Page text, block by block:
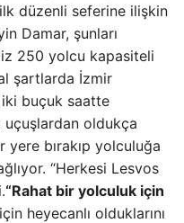
düzenli seferine ilişkin
Damar, şunları
250 yolcu kapasiteli
şartlarda İzmir
buçuk saatte
uçuşlardan oldukça
yere bırakıp yolculuğa
“Herkesi Lesvos
“Rahat bir yolculuk için
heyecanlı olduklarını